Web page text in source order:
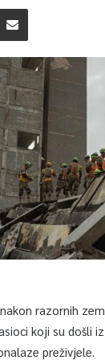
razornih
koji su došli
preživjele.